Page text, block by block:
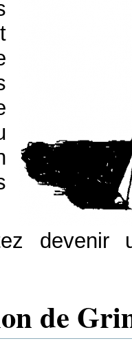
devenir
de